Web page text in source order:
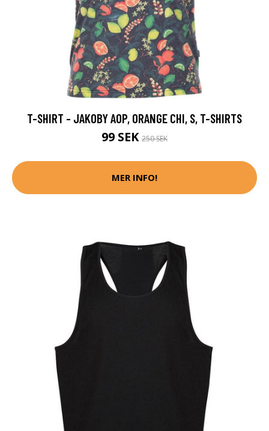
T-SHIRT - JAKOBY AOP, ORANGE CHI, S, T-SHIRTS
99 SEK 250 SEK
MER INFO!